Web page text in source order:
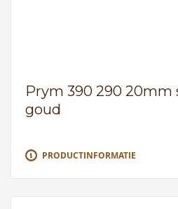
Prym 390 290 20mm
goud
PRODUCTINFORMATIE